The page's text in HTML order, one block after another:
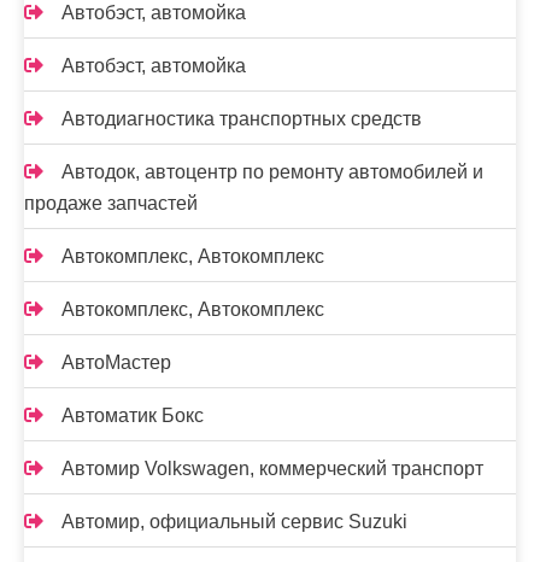
Автобэст, автомойка
Автобэст, автомойка
Автодиагностика транспортных средств
Автодок, автоцентр по ремонту автомобилей и
продаже запчастей
Автокомплекс, Автокомплекс
Автокомплекс, Автокомплекс
АвтоМастер
Автоматик Бокс
Автомир Volkswagen, коммерческий транспорт
Автомир, официальный сервис Suzuki